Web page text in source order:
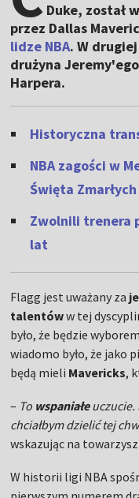
Duke, został
przez Dallas
lidze NBA. W
drużyna
Harpera.
Historyczna
NBA zagości w
Święta Zmarłych
Zwolnili trenera
lat
Flagg jest uważany za
talentóww tej
było, że będzie
wiadomo było, że jako
będą mieli Mavericks,
– To wspaniałeuczucie.
chciałbym dzielić tej
wskazując na
W historii ligi NBA